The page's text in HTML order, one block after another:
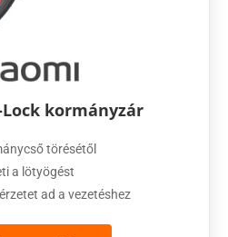
kormányzár
törésétől
a lötyögést
ad a vezetéshez